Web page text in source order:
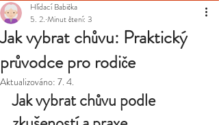
Jak vybrat chůvu: Praktický
průvodce pro rodiče
Hlídací Babička
5. 2. Minut čtení: 3
Aktualizováno: 7. 4.
Jak vybrat chůvu podle